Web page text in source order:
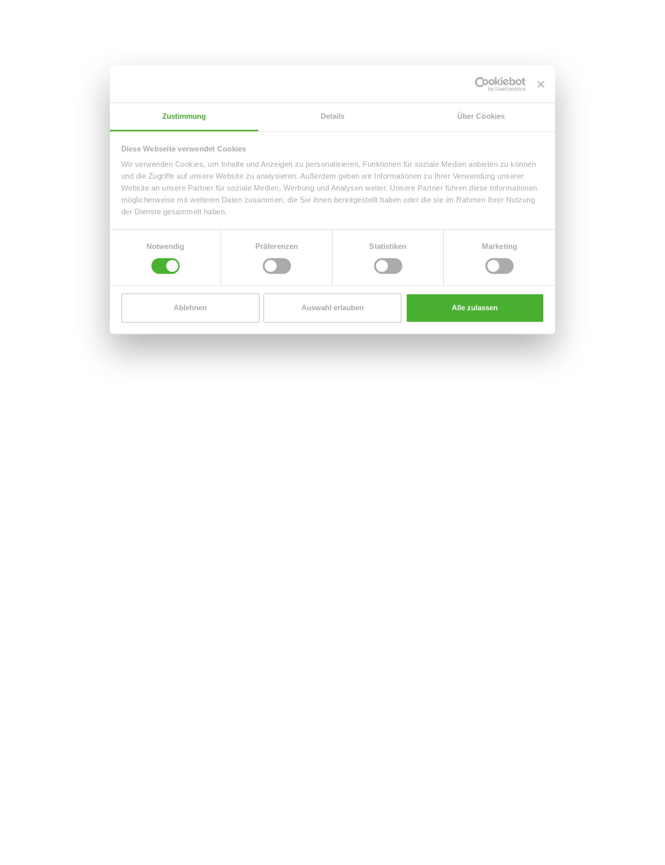
Zustimmung Details Über Cookies
Diese Webseite verwendet Cookies
Wir verwenden Cookies, um Inhalte und Anzeigen zu personalisieren, Funktionen für soziale Medien anbieten zu können
und die Zugriffe auf unsere Website zu analysieren. Außerdem geben wir Informationen zu Ihrer Verwendung unserer
Website an unsere Partner für soziale Medien, Werbung und Analysen weiter. Unsere Partner führen diese Informationen
möglicherweise mit weiteren Daten zusammen, die Sie ihnen bereitgestellt haben oder die sie im Rahmen Ihrer Nutzung
der Dienste gesammelt haben.
Notwendig
Präferenzen Statistiken Marketing
Ablehnen Auswahl erlauben Alle zulassen